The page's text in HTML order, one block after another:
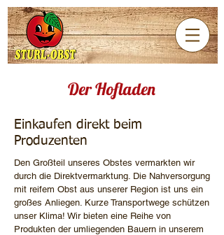
Der Hofladen
Einkaufen direkt beim
Produzenten
Den Großteil unseres Obstes vermarkten wir
durch die Direktvermarktung. Die Nahversorgung
mit reifem Obst aus unserer Region ist uns ein
großes Anliegen. Kurze Transportwege schützen
unser Klima! Wir bieten eine Reihe von
Produkten der umliegenden Bauern in unserem